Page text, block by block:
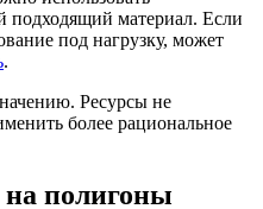
подходящий материал. Если
под нагрузку, может
.
Ресурсы не
более рациональное
полигоны